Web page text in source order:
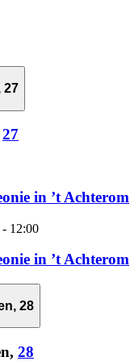
27
27
in ’t Achterom
- 12:00
in ’t Achterom
28
28